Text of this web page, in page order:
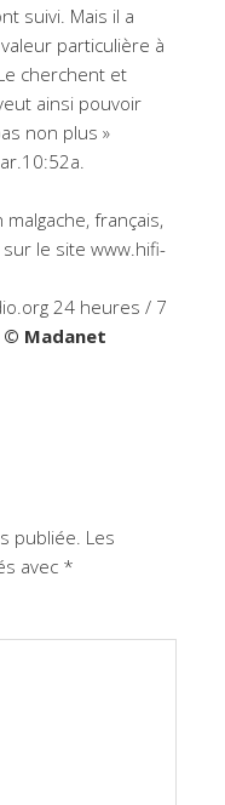
suivi. Mais il a
particulière à
cherchent et
ainsi pouvoir
non plus »
français,
le site www.hifi-
24 heures / 7
© Madanet
publiée. Les
avec *